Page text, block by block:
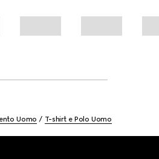
Uomo T-shirt e Polo Uomo